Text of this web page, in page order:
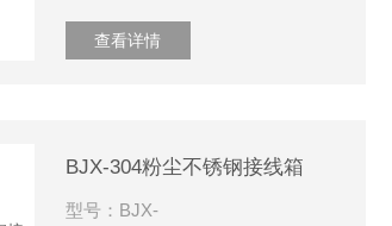
查看详情
BJX-304粉尘不锈钢接线箱
型号：BJX-